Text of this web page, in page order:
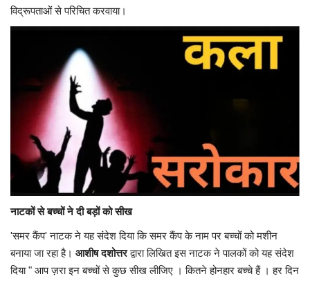
मनोरंजन
विचार सरोकार
खेल सरोकार
यात्री सरोकार
कर्मचारी सरोकार
साहित्य सरोकार
विद्रूपताओं से परिचित करवाया।
नाटकों से बच्चों ने दी बड़ों को सीख
'समर कैंप' नाटक ने यह संदेश दिया कि समर कैंप के नाम पर बच्चों को मशीन
बनाया जा रहा है। आशीष दशोत्तरद्वारा लिखित इस नाटक ने पालकों को यह संदेश
दिया " आप ज़रा इन बच्चों से कुछ सीख लीजिए । कितने होनहार बच्चे हैं । हर दिन